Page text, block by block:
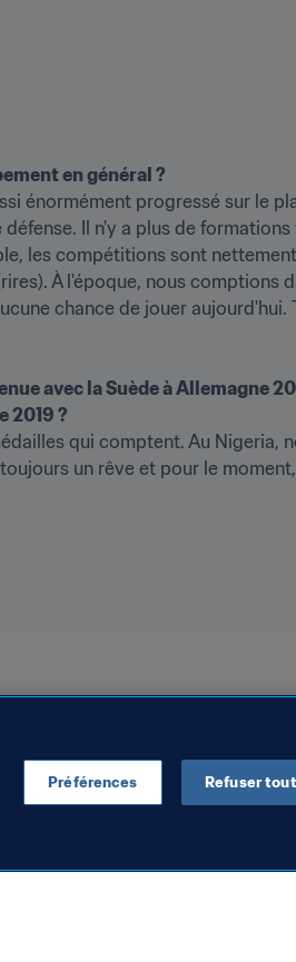
en général ?
énormément progressé sur le
Il n'y a plus de formations
les compétitions sont
À l'époque, nous comptions
chance de jouer aujourd'hui.
avec la Suède à Allemagne
2019 ?
qui comptent. Au Nigeria,
un rêve et pour le
Préférences Refuser tout